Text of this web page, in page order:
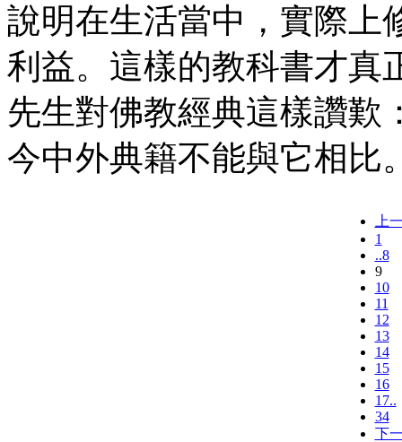
說明在生活當中，實際上
利益。這樣的教科書才真
先生對佛教經典這樣讚歎
今中外典籍不能與它相比
上
1
..8
9
10
11
12
13
14
15
16
17..
34
下